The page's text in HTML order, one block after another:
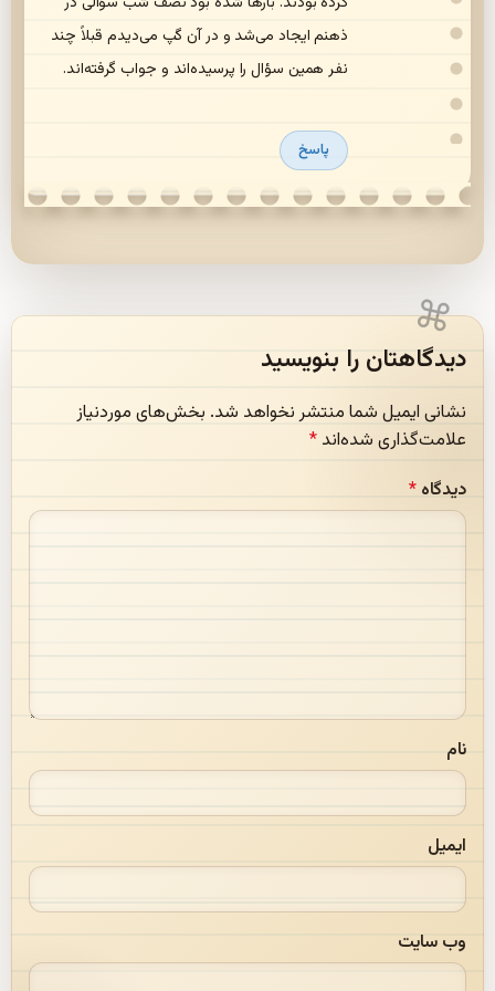
ذهنم ایجاد می‌شد و در آن گپ می‌دیدم قبلاً چند
نفر همین سؤال را پرسیده‌اند و جواب گرفته‌اند.
پاسخ
دیدگاهتان را بنویسید
نشانی ایمیل شما منتشر نخواهد شد. بخش‌های موردنیاز
علامت‌گذاری شده‌اند *
دیدگاه *
نام
ایمیل
وب‌ سایت